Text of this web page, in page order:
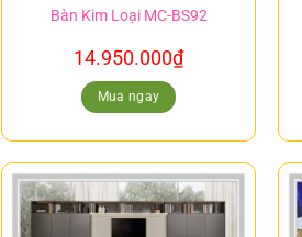
Bàn Kim Loại MC-BS92
14.950.000₫
Mua ngay